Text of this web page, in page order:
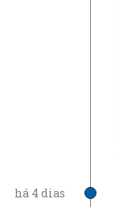
há 4 dias